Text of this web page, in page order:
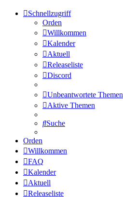
Schnellzugriff
Orden
Willkommen
Kalender
Aktuell
Releaseliste
Discord
Unbeantwortete Themen
Aktive Themen
Suche
Orden
Willkommen
FAQ
Kalender
Aktuell
Releaseliste